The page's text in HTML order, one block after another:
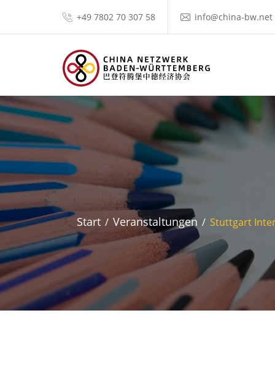
+49 7802 70 307 58 info@china-bw.net
Start Veranstaltungen Stuttgart